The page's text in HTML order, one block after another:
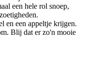
een hele rol snoep,
en een appeltje krijgen.
Blij dat er zo'n mooie